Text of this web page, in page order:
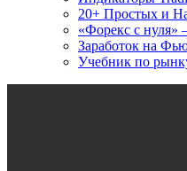
20+ Простых и
«Форекс с
Заработок на
Учебник по